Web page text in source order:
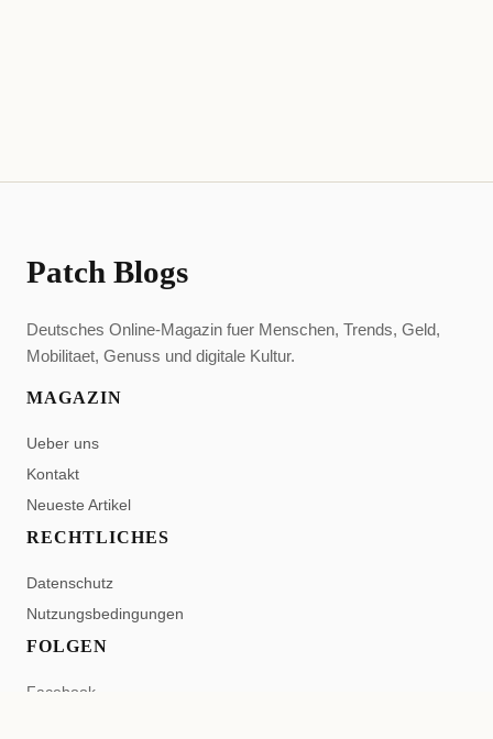
Patch Blogs
Deutsches Online-Magazin fuer Menschen, Trends, Geld,
Mobilitaet, Genuss und digitale Kultur.
MAGAZIN
Ueber uns
Kontakt
Neueste Artikel
RECHTLICHES
Datenschutz
Nutzungsbedingungen
FOLGEN
Facebook